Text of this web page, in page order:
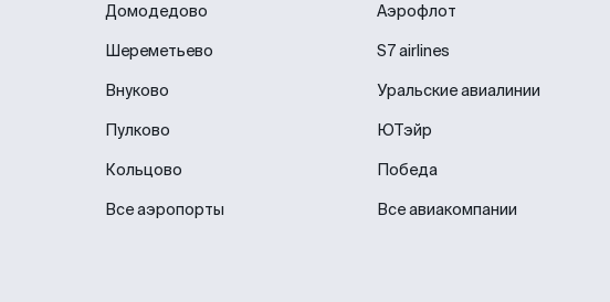
Домодедово
Шереметьево
Внуково
Пулково
Кольцово
Все аэропорты
Аэрофлот
S7 airlines
Уральские авиалинии
ЮТэйр
Победа
Все авиакомпании